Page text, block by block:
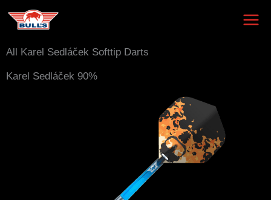
Skip
content
All Karel Sedláček Softtip Darts
Karel Sedláček 90%